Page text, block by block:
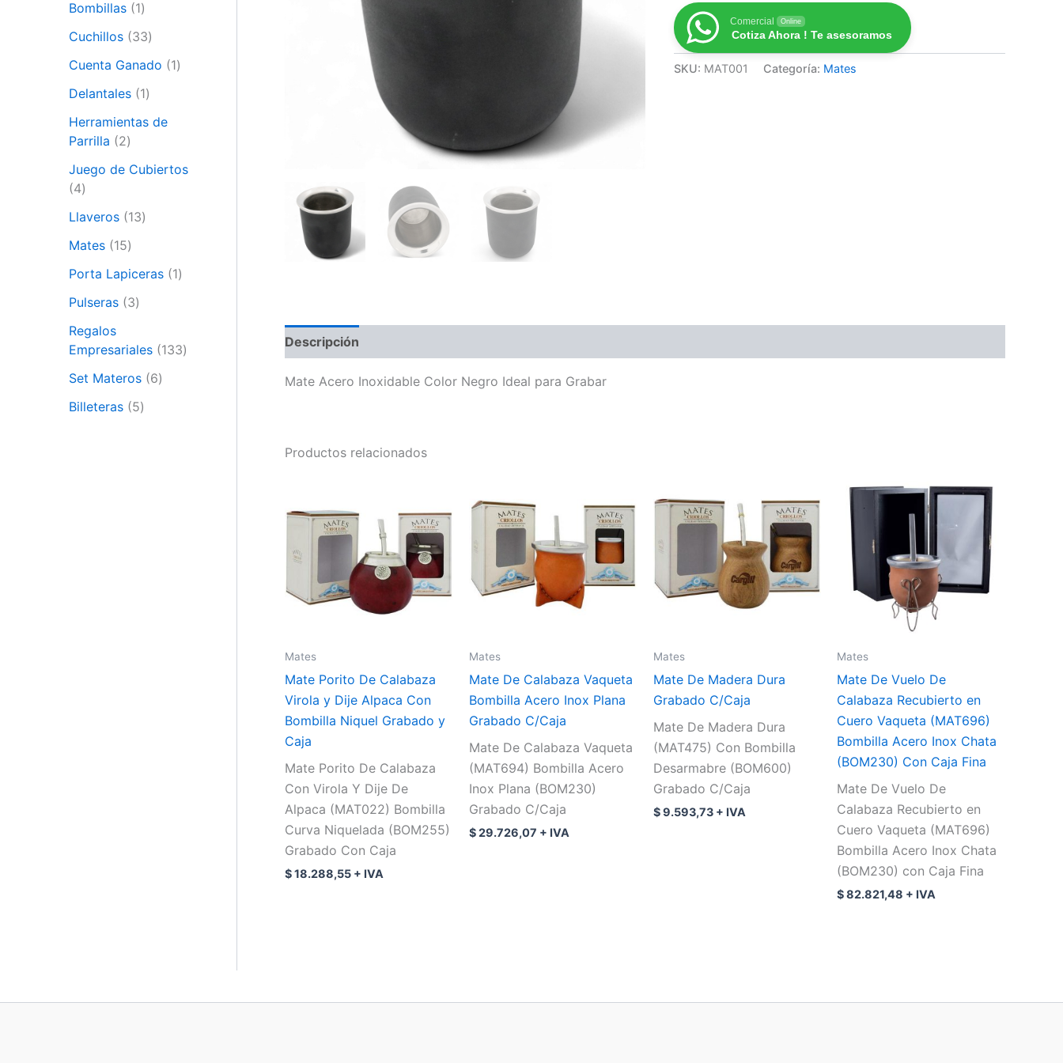
Bombillas 1
Cuchillos 33
Cuenta Ganado 1
Delantales 1
Herramientas de
Parrilla
2
Juego de Cubiertos
4
Llaveros 13
Mates 15
Porta Lapiceras 1
Pulseras 3
Regalos
Empresariales 133
Set Materos 6
Billeteras 5
Comercial Online
Cotiza Ahora ! Te asesoramos
SKU: MAT001 Categoría: Mates
Descripción
Mate Acero Inoxidable Color Negro Ideal para Grabar
Productos relacionados
Mates
Mate Porito De Calabaza
Virola y Dije Alpaca Con
Bombilla Niquel Grabado y
Caja
Mate Porito De Calabaza
Con Virola Y Dije De
Alpaca (MAT022) Bombilla
Curva Niquelada (BOM255)
Grabado Con Caja
$18.288,55 + IVA
Mates
Mate De Calabaza Vaqueta
Bombilla Acero Inox Plana
Grabado C/Caja
Mate De Calabaza Vaqueta
(MAT694) Bombilla Acero
Inox Plana (BOM230)
Grabado C/Caja
$29.726,07 + IVA
Mates
Mate De Madera Dura
Grabado C/Caja
Mate De Madera Dura
(MAT475) Con Bombilla
Desarmabre (BOM600)
Grabado C/Caja
$9.593,73 + IVA
Mates
Mate De Vuelo De
Calabaza Recubierto en
Cuero Vaqueta (MAT696)
Bombilla Acero Inox Chata
(BOM230) Con Caja Fina
Mate De Vuelo De
Calabaza Recubierto en
Cuero Vaqueta (MAT696)
Bombilla Acero Inox Chata
(BOM230) con Caja Fina
$82.821,48 + IVA